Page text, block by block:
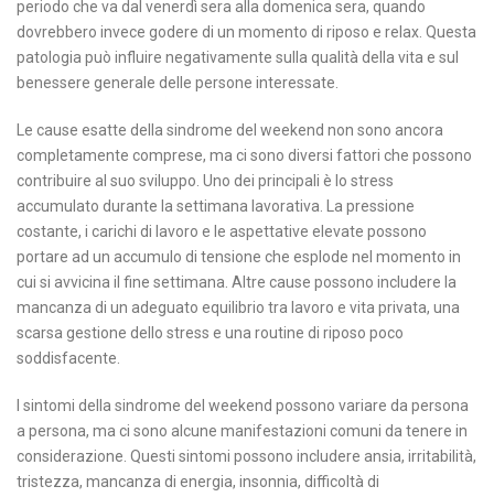
periodo che va dal venerdì sera alla domenica sera, quando
dovrebbero invece godere di un momento di riposo e relax. Questa
patologia può influire negativamente sulla qualità della vita e sul
benessere generale delle persone interessate.
Le cause esatte della sindrome del weekend non sono ancora
completamente comprese, ma ci sono diversi fattori che possono
contribuire al suo sviluppo. Uno dei principali è lo stress
accumulato durante la settimana lavorativa. La pressione
costante, i carichi di lavoro e le aspettative elevate possono
portare ad un accumulo di tensione che esplode nel momento in
cui si avvicina il fine settimana. Altre cause possono includere la
mancanza di un adeguato equilibrio tra lavoro e vita privata, una
scarsa gestione dello stress e una routine di riposo poco
soddisfacente.
I sintomi della sindrome del weekend possono variare da persona
a persona, ma ci sono alcune manifestazioni comuni da tenere in
considerazione. Questi sintomi possono includere ansia, irritabilità,
tristezza, mancanza di energia, insonnia, difficoltà di